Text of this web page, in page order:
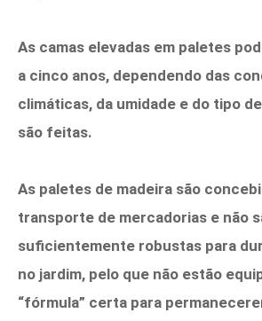
As camas elevadas em paletes
a cinco anos, dependendo das
climáticas, da umidade e do tipo
são feitas.
As paletes de madeira são
transporte de mercadorias e não
suficientemente robustas para
no jardim, pelo que não estão
“fórmula” certa para